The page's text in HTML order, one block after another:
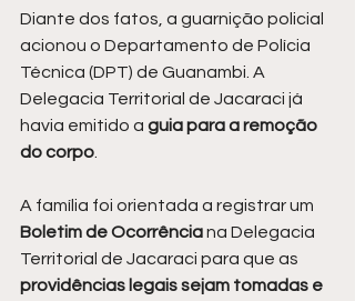
Diante dos fatos, a guarnição policial
acionou o Departamento de Polícia
Técnica (DPT) de Guanambi. A
Delegacia Territorial de Jacaraci já
havia emitido a guia para a remoção
do corpo
A família foi orientada a registrar um
Boletim de Ocorrência na Delegacia
Territorial de Jacaraci para que as
providências legais sejam tomadas e